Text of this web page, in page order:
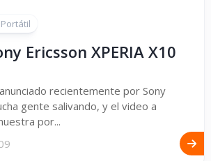
Ericsson XPERIA X10
recientemente por Sony
gente salivando, y el video a
por...